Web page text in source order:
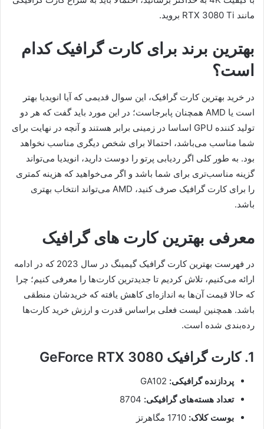
مانند RTX 3080 Ti بروید.
بهترین برند برای کارت گرافیک کدام
است؟
در خرید بهترین کارت گرافیک، این سوال قدیمی که آیا انویدیا بهتر
است یا AMD همچنان پابرجاست؛ در این مورد باید گفت که هر دو
تولید کننده GPU اساسا در زمینی برابر هستند و آنچه در نهایت برای
شما مناسب می‌باشد، احتمالا برای شخص دیگری مناسب نخواهد
بود. به طور کلی اگر ردیابی پرتو را دوست دارید، انویدیا می‌تواند
گزینه مناسب‌تری برای شما باشد و اگر می‌خواهید که هزینه کمتری
را برای کارت گرافیک صرف کنید، AMD می‌تواند انتخاب بهتری
باشد.
معرفی بهترین کارت های گرافیک
در فهرست بهترین کارت گرافیک گیمینگ در سال 2023 که در ادامه
ارائه می‌کنیم، تلاش کردیم تا جدیدترین کارت‌ها را معرفی کنیم؛ چرا
که حالا قیمت آن‌ها به اندازه‌ای کاهش یافته که خریدشان منطقی
باشد. همچنین لیست فعلی براساس قدرت و ارزش خرید کارت‌ها
رده‌بندی شده است.
1. کارت گرافیک GeForce RTX 3080
پردازنده گرافیکی:
تعداد هسته‌های گرافیکی:
بوست کلاک: